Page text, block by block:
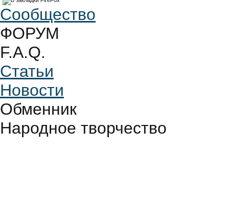
Сообщество
ФОРУМ
F.A.Q.
Статьи
Новости
Обменник
Народное творчество